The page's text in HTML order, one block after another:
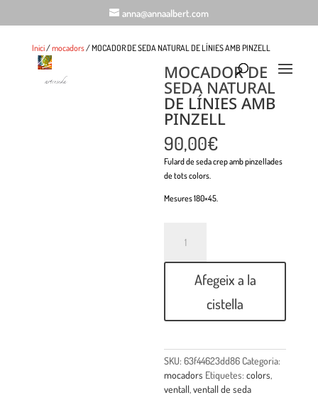
anna@annaalbert.com
Inici/mocadors/ MOCADOR DE SEDA NATURAL DE LÍNIES AMB PINZELL
MOCADOR DE
SEDA NATURAL
DE LÍNIES AMB
PINZELL
90,00€
Fulard de seda crep amb pinzellades
de tots colors.
Mesures 180×45.
Afegeix a la
cistella
SKU:63f44623dd86 Categoria:
mocadors Etiquetes:colors,
ventall,ventall de seda